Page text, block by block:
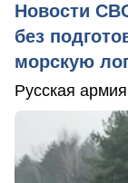
Новости
без
морскую
Русская